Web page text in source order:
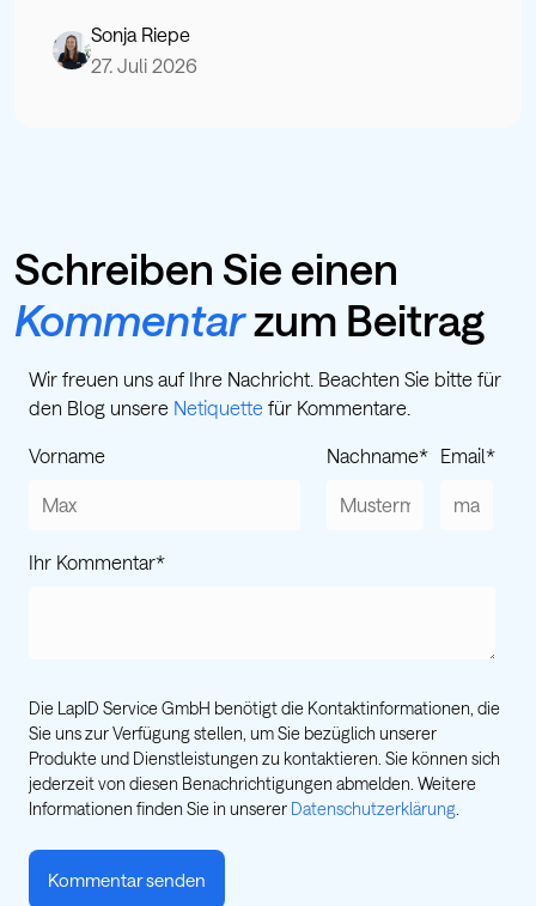
Sonja Riepe
27. Juli 2026
Schreiben Sie einen
Kommentarzum Beitrag
Wir freuen uns auf Ihre Nachricht. Beachten Sie bitte für
den Blog unsere Netiquette für Kommentare.
Vorname Nachname* Email*
Ihr Kommentar*
Die LapID Service GmbH benötigt die Kontaktinformationen, die
Sie uns zur Verfügung stellen, um Sie bezüglich unserer
Produkte und Dienstleistungen zu kontaktieren. Sie können sich
jederzeit von diesen Benachrichtigungen abmelden. Weitere
Informationen finden Sie in unserer Datenschutzerklärung